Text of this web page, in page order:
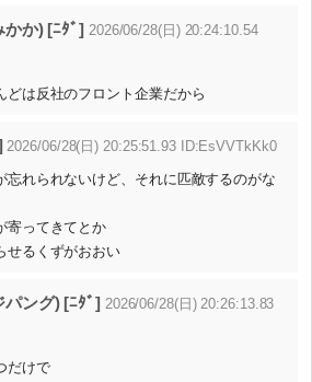
かか) [ﾆﾀﾞ] 2026/06/28(日) 20:24:10.54
どは反社のフロント企業だから
2026/06/28(日) 20:25:51.93 ID:EsVVTkKk0
忘れられないけど、それに匹敵するのがな
寄ってきてとか
せるくずがおおい
パング) [ﾆﾀﾞ] 2026/06/28(日) 20:26:13.83
だけで